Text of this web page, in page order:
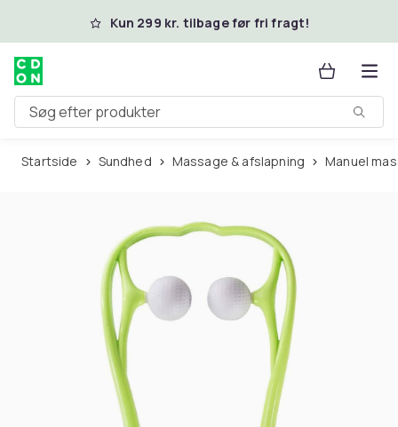
Spring til hovedindhold
Kun 299 kr. tilbage før fri fragt!
Søg efter produkter
Startside Sundhed Massage & afslapning Manuel